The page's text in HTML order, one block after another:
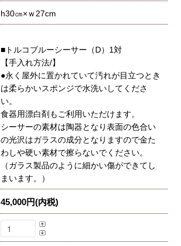
h30㎝×ｗ27cm
■トルコブルーシーサー（D）1対
【手入れ方法/】
●永く屋外に置かれていて汚れが目立つとき
は柔らかいスポンジで水洗いしてくださ
い。
食器用漂白剤もご利用いただけます。
シーサーの素材は陶器となり表面の色合い
の光沢はガラスの成分となりますので金た
わしや硬い素材で擦らないでください。
（ガラス製品のように細かい傷ができてし
まいます。）
45,000円(内税)